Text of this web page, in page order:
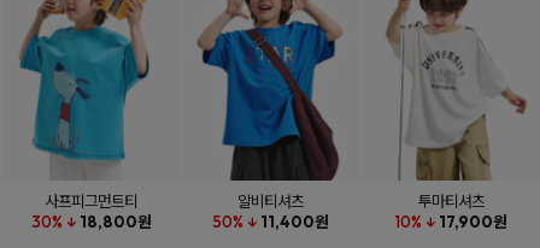
사프피그먼트티
30% ↓ 18,800원
알비티셔츠
50% ↓ 11,400원
투마티셔츠
10% ↓ 17,900원